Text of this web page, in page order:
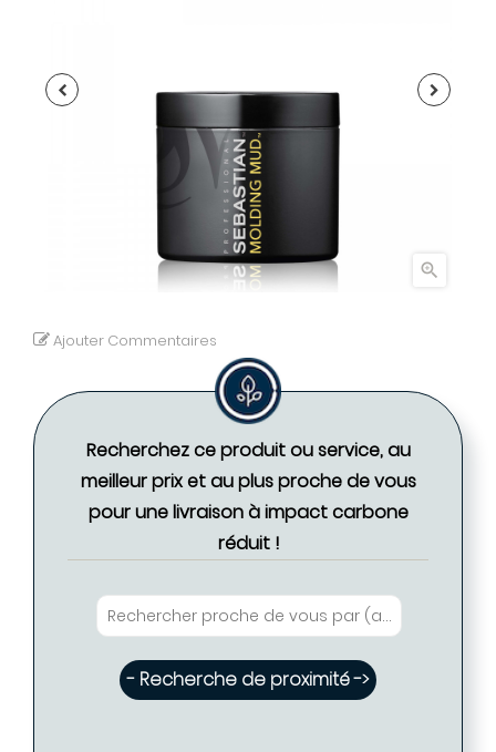

Ajouter Commentaires
Recherchez ce produit ou service, au
meilleur prix et au plus proche de vous
pour une livraison à impact carbone
réduit !
- Recherche de proximité ->